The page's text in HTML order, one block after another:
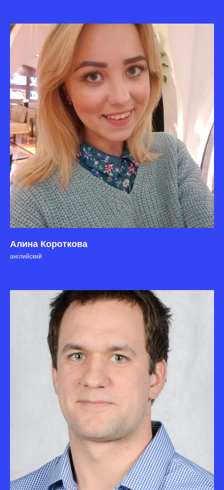
Алина Короткова
английский